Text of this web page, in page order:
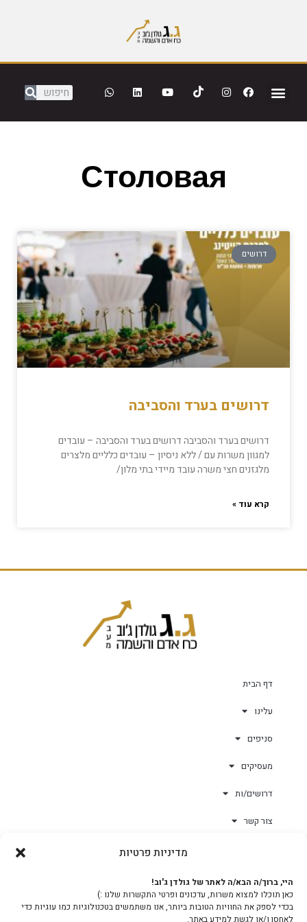
מדיניות פרטיות
היי, ברוך/ה הבא/ה לאתר של גולדן ג'וב!
כאן תוכלו למצוא משרות, עדכונים ופרטי התקשרות שלנו :)
בכדי לספק את החוויות הטובות ביותר, אנו משתמשים בטכנולוגיות כמו עוגיות כדי
לאחסן ו/או לגשת למידע באתר.
Столовая
דרושים
דרושים בערד והסביבה
דרושים בערד והסביבה דרושים בערד והסביבה – עובדים
למגוון משרות עם / ללא ניסיון – עובדים כלליים מלצרים
מלגזנים חצי משרה עובד מיידי בתי מלון/
קרא עוד »
דף הבית
עלינו
סניפים
מעסיקים
דרושים/ות
צור קשר
צוות